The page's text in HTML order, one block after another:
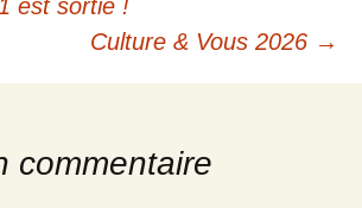
est sortie !
Culture & Vous 2026 →
commentaire